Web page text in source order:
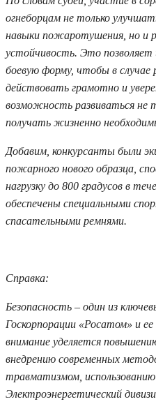
огнеборцам не только
навыки пожаротушения, но и
устойчивость. Это
боевую форму, чтобы в случае
действовать грамотно и
возможность развиваться не
получать жизненно
Добавим, конкурсанты были
пожарного нового образца,
нагрузку до 800 градусов в
обеспечены специальными
спасательными ремнями.
Справка:
Безопасность – один из
Госкорпорации «Росатом» и
внимание уделяется
внедрению современных
травматизмом,
Электроэнергетический